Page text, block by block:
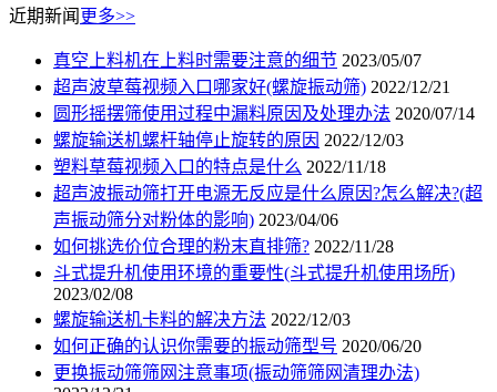
近期新闻 更多>>
真空上料机在上料时需要注意的细节 2023/05/07
超声波草莓视频入口哪家好(螺旋振动筛) 2022/12/21
圆形摇摆筛使用过程中漏料原因及处理办法 2020/07/14
螺旋输送机螺杆轴停止旋转的原因 2022/12/03
塑料草莓视频入口的特点是什么 2022/11/18
超声波振动筛打开电源无反应是什么原因?怎么解决?(超
声振动筛分对粉体的影响) 2023/04/06
如何挑选价位合理的粉末直排筛? 2022/11/28
斗式提升机使用环境的重要性(斗式提升机使用场所)
2023/02/08
螺旋输送机卡料的解决方法 2022/12/03
如何正确的认识你需要的振动筛型号 2020/06/20
更换振动筛筛网注意事项(振动筛筛网清理办法)